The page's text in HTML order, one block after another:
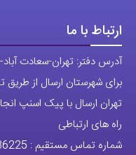
ارتباط با ما
آدرس دفتر: تهران-سعادت آباد-
برای شهرستان ارسال از طریق
تهران ارسال با پیک اسنپ
راه های ارتباطی
شماره تماس مستقیم :